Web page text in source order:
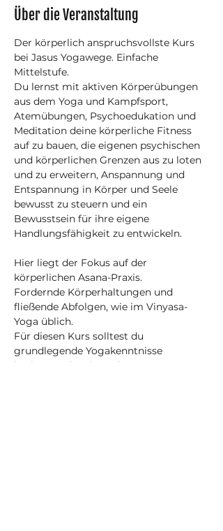
Über die Veranstaltung
Der körperlich anspruchsvollste Kurs
bei Jasus Yogawege. Einfache
Mittelstufe.
Du lernst mit aktiven Körperübungen
aus dem Yoga und Kampfsport,
Atemübungen, Psychoedukation und
Meditation deine körperliche Fitness
auf zu bauen, die eigenen psychischen
und körperlichen Grenzen aus zu loten
und zu erweitern, Anspannung und
Entspannung in Körper und Seele
bewusst zu steuern und ein
Bewusstsein für ihre eigene
Handlungsfähigkeit zu entwickeln.
Hier liegt der Fokus auf der
körperlichen Asana-Praxis.
Fordernde Körperhaltungen und
fließende Abfolgen, wie im Vinyasa-
Yoga üblich.
Für diesen Kurs solltest du
grundlegende Yogakenntnisse
besitzen, oder einen der